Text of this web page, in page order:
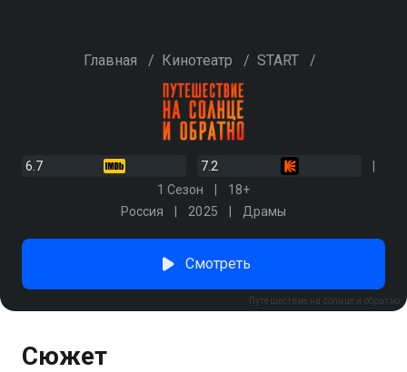
Главная / Кинотеатр / START /
6.7
7.2
1 Сезон
18+
Россия
2025 Драмы
Путешествие на солнце и обратно
Смотреть
Сюжет